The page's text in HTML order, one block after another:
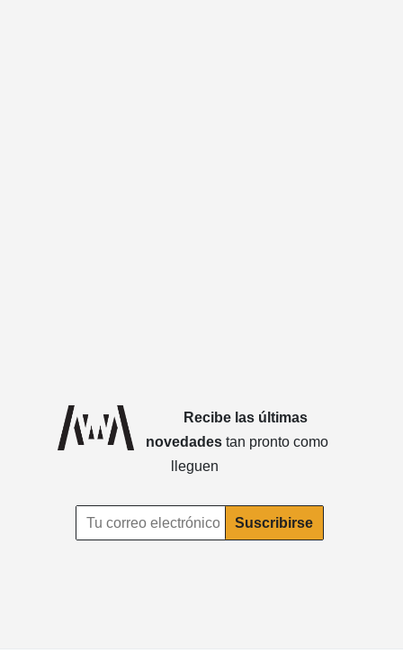
Recibe las últimas
novedades tan pronto como
lleguen